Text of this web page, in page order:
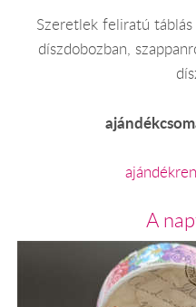
Szeretlek feliratú
díszdobozban,
A